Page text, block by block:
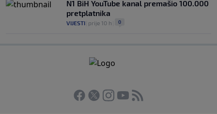
N1 BiH YouTube kanal premašio 100.000
pretplatnika
VIJESTI prije 10 h 0